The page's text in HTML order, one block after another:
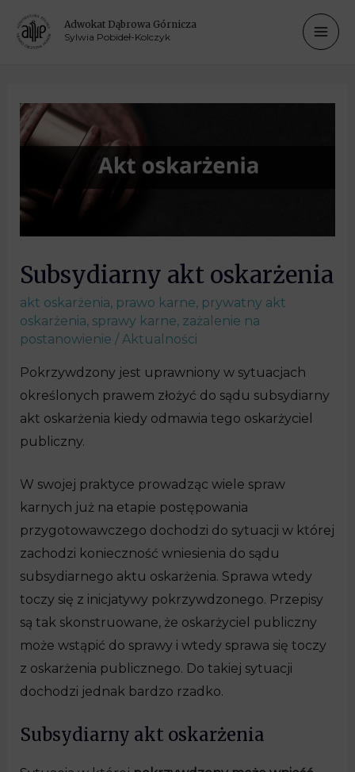
Adwokat Dąbrowa Górnicza
Sylwia Pobideł-Kolczyk
Subsydiarny akt oskarżenia
akt oskarżenia, prawo karne, prywatny akt
oskarżenia, sprawy karne, zażalenie na
postanowienie / Aktualności
Pokrzywdzony jest uprawniony w sytuacjach
określonych prawem złożyć do sądu subsydiarny
akt oskarżenia kiedy odmawia tego oskarżyciel
publiczny.
W swojej praktyce prowadząc wiele spraw
karnych już na etapie postępowania
przygotowawczego dochodzi do sytuacji w której
zachodzi konieczność wniesienia do sądu
subsydiarnego aktu oskarżenia. Sprawa wtedy
toczy się z inicjatywy pokrzywdzonego. Przepisy
są tak skonstruowane, że oskarżyciel publiczny
może wstąpić do sprawy i wtedy sprawa się toczy
z oskarżenia publicznego. Do takiej sytuacji
dochodzi jednak bardzo rzadko.
Subsydiarny akt oskarżenia